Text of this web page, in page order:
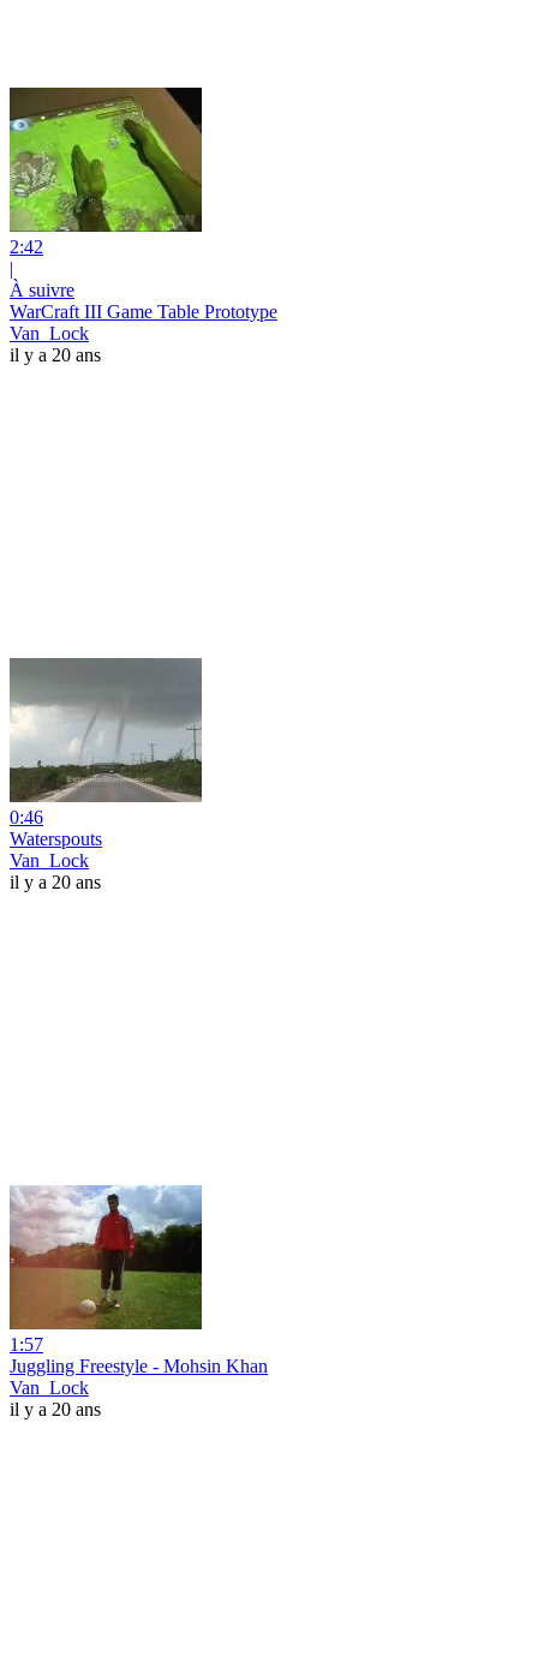
2:42
|
À suivre
WarCraft III Game Table Prototype
Van_Lock
il y a 20 ans
0:46
Waterspouts
Van_Lock
il y a 20 ans
1:57
Juggling Freestyle - Mohsin Khan
Van_Lock
il y a 20 ans